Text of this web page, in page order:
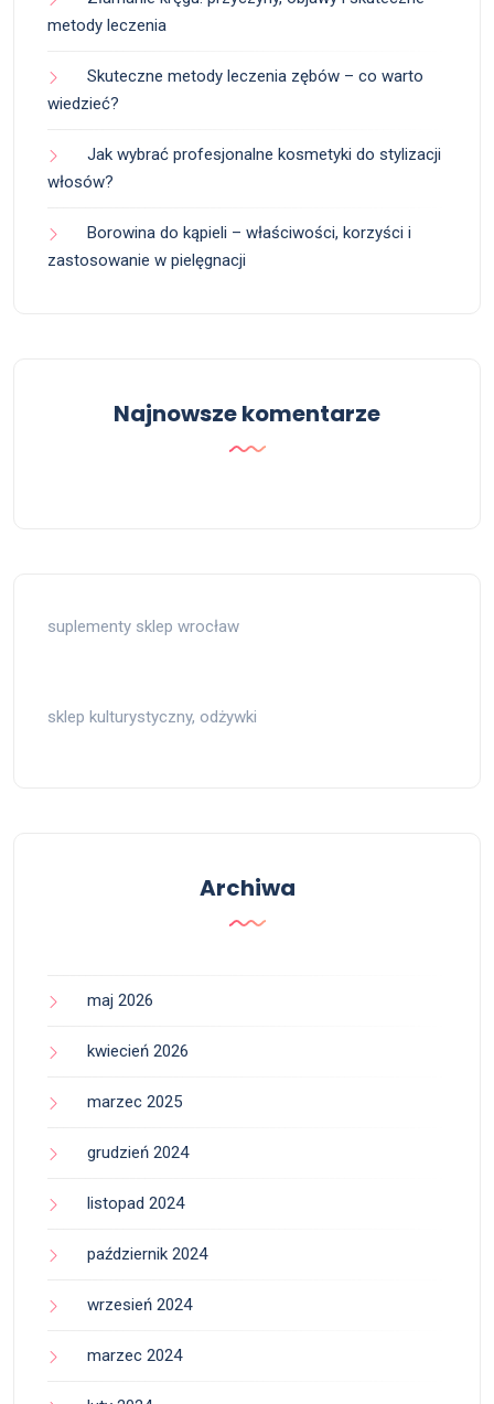
metody leczenia
Skuteczne metody leczenia zębów – co warto
wiedzieć?
Jak wybrać profesjonalne kosmetyki do stylizacji
włosów?
Borowina do kąpieli – właściwości, korzyści i
zastosowanie w pielęgnacji
Najnowsze komentarze
suplementy sklep wrocław
sklep kulturystyczny, odżywki
Archiwa
maj 2026
kwiecień 2026
marzec 2025
grudzień 2024
listopad 2024
październik 2024
wrzesień 2024
marzec 2024